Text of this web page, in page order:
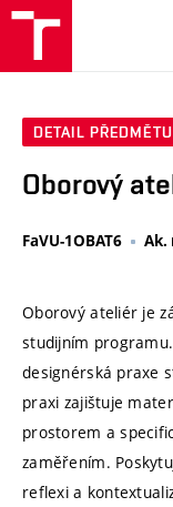
DETAIL PŘEDMĚTU
Oborový
FaVU-1OBAT6 Ak.
Oborový ateliér je
studijním
designérská praxe
praxi zajištuje
prostorem a
zaměřením.
reflexi a